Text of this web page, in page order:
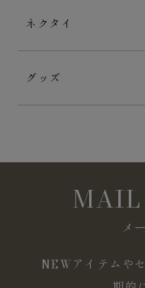
ネクタイ
グッズ
メ
NEWアイテムや